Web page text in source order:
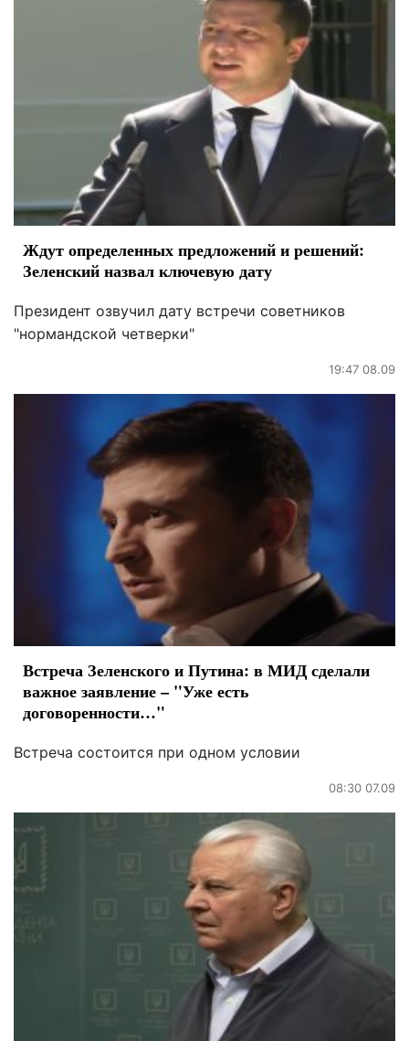
Ждут определенных предложений и решений:
Зеленский назвал ключевую дату
Президент озвучил дату встречи советников
"нормандской четверки"
19:47 08.09
Встреча Зеленского и Путина: в МИД сделали
важное заявление – "Уже есть
договоренности…"
Встреча состоится при одном условии
08:30 07.09